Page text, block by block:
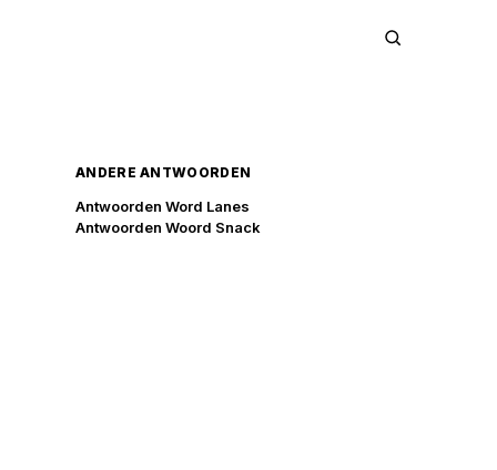
ANDERE ANTWOORDEN
Antwoorden Word Lanes
Antwoorden Woord Snack